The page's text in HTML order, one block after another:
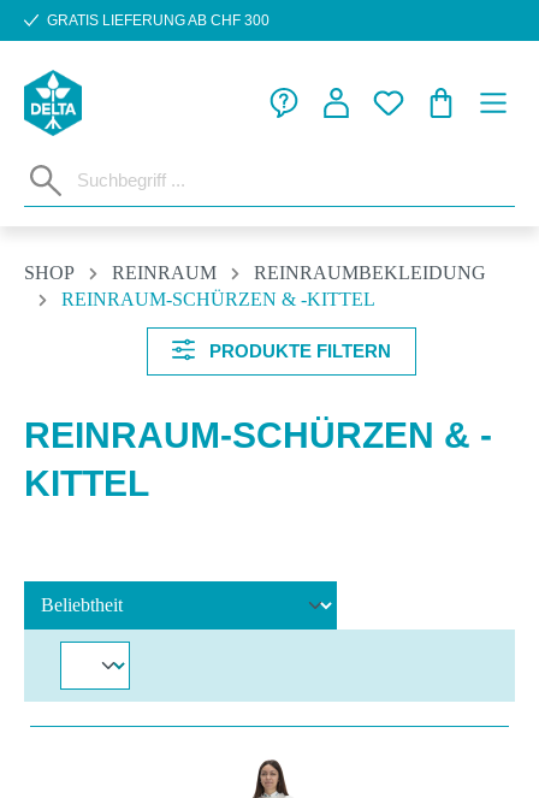
Zum Hauptinhalt springen
GRATIS LIEFERUNG AB CHF 300
SHOP REINRAUM
REINRAUMBEKLEIDUNG
REINRAUM-SCHÜRZEN & -KITTEL
PRODUKTE FILTERN
REINRAUM-SCHÜRZEN & -
KITTEL